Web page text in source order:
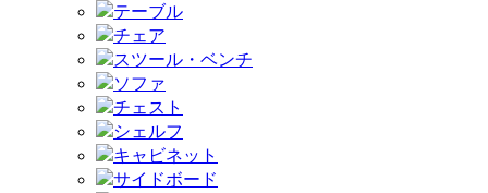
テーブル
チェア
スツール・ベンチ
ソファ
チェスト
シェルフ
キャビネット
サイドボード